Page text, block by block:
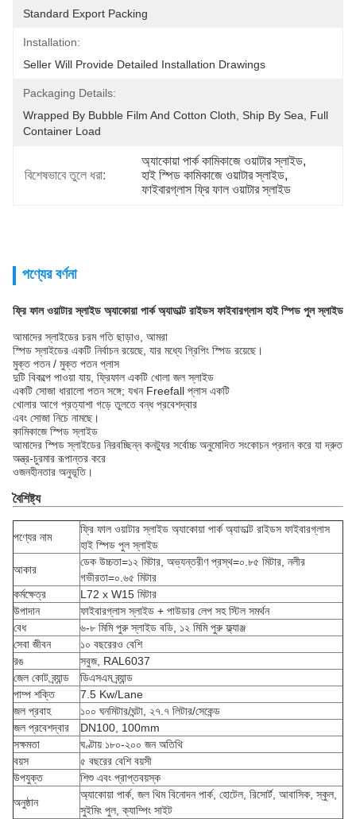
Standard Export Packing
Installation:
Seller Will Provide Detailed Installation Drawings
Packaging Details:
Wrapped By Bubble Film And Cotton Cloth, Ship By Sea, Full
Container Load
বিশেষভাবে তুলে ধরা:
অ্যাকোয়া পার্ক কামিকাজে ওয়াটার স্লাইড,
হাই স্পিড কামিকাজে ওয়াটার স্লাইড,
ফাইবারগ্লাস ফ্রি ফাল ওয়াটার স্লাইড
পণ্যের বর্ণনা
ফ্রি ফাল ওয়াটার স্লাইড অ্যাকোয়া পার্ক অ্যাডাল্ট রাইডস ফাইবারগ্লাস হাই স্পিড পুল স্লাইড
আমাদের স্লাইডের চরম গতি ছাড়াও, আমরা
স্পিড স্লাইডের একটি নির্বাচন রয়েছে, যার মধ্যে গ্রিপিং স্পিড রয়েছে।
মুক্ত পতন / মুক্ত পতন প্লাস
দুটি বিকল্পে পাওয়া যায়, ফ্রিফাল একটি খোলা জল স্লাইড
একটি সোজা ধারালো পতন সঙ্গে; যখন Freefall প্লাস একটি
খোলার আগে প্রত্যাশা গড়ে তুলতে বন্ধ প্রবেশদ্বার
এবং সোজা নিচে নামছে।
কামিকাজে স্পিড স্লাইড
আমাদের স্পিড স্লাইডের নিরবচ্ছিন্ন কনট্যুর সর্বোচ্চ অনুমোদিত সংকোচন প্রদান করে যা দ্রুত
অন্ত্র-চুরমার রূপান্তর করে
ওজনহীনতার অনুভূতি।
বৈশিষ্ট্য
পণ্যের নাম
ফ্রি ফাল ওয়াটার স্লাইড অ্যাকোয়া পার্ক অ্যাডাল্ট রাইডস ফাইবারগ্লাস
হাই স্পিড পুল স্লাইড
আকার
ডেক উচ্চতা=১২ মিটার, অভ্যন্তরীণ প্রস্থ=০.৮৫ মিটার, নলীর
গভীরতা=০.৬৫ মিটার
কর্মক্ষেত্র
L72 x W15 মিটার
উপাদান
ফাইবারগ্লাস স্লাইড + পাউডার লেপ সহ স্টিল সমর্থন
বেধ
৬-৮ মিমি পুরু স্লাইড বডি, ১২ মিমি পুরু ফ্ল্যাঞ্জ
সেবা জীবন
১০ বছরেরও বেশি
রঙ
সবুজ, RAL6037
জেল কোট ব্র্যান্ড
ডিএসএম ব্র্যান্ড
পাম্প শক্তি
7.5 Kw/Lane
জল প্রবাহ
১০০ ঘনমিটার/ঘন্টা, ২৭.৭ লিটার/সেকেন্ড
জল প্রবেশদ্বার
DN100, 100mm
সক্ষমতা
ঘণ্টায় ১৮০-২০০ জন অতিথি
বয়স
৫ বছরের বেশি বয়সী
উপযুক্ত
শিশু এবং প্রাপ্তবয়স্ক
অনুষ্ঠান
অ্যাকোয়া পার্ক, জল থিম বিনোদন পার্ক, হোটেল, রিসোর্ট, আবাসিক, স্কুল,
সুইমিং পুল, ক্যাম্পিং সাইট